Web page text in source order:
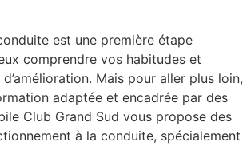
est une première étape
comprendre vos habitudes et
Mais pour aller plus loin,
adaptée et encadrée par des
Club Grand Sud vous propose des
à la conduite, spécialement